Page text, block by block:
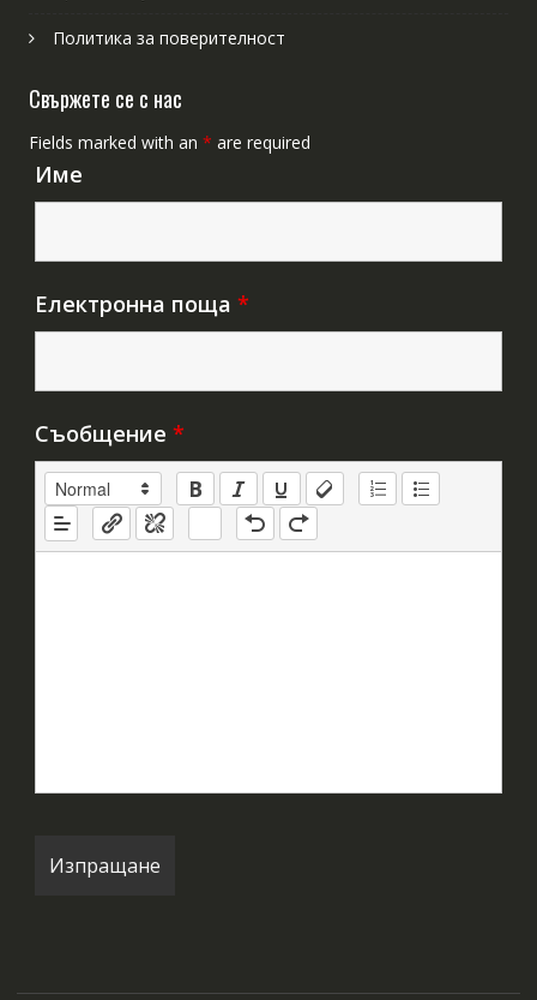
Политика за поверителност
Свържете се с нас
Fields marked with an * are required
Име
Електронна поща *
Съобщение *